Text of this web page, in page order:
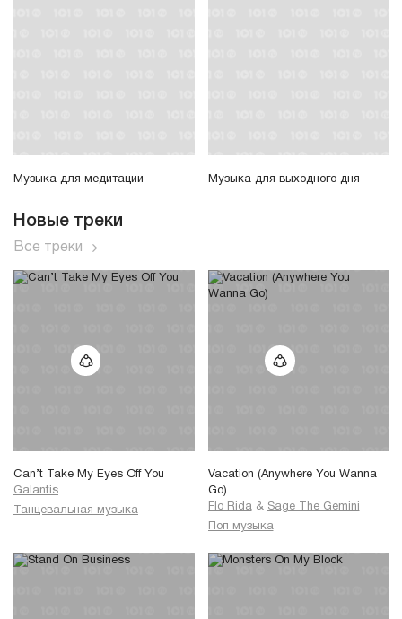
Музыка для медитации Музыка для выходного дня
Новые треки
Все треки
Can’t Take My Eyes Off You
Galantis
Танцевальная музыка
Vacation (Anywhere You Wanna
Go)
Flo Rida & Sage The Gemini
Поп музыка